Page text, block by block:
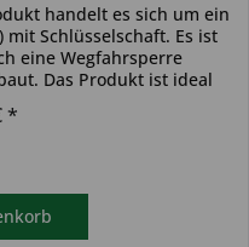
handelt es sich um ein
Schlüsselschaft. Es ist
eine Wegfahrsperre
Das Produkt ist ideal
*